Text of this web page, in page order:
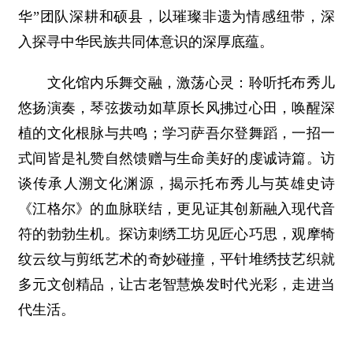
华”团队深耕和硕县，以璀璨非遗为情感纽带，深
入探寻中华民族共同体意识的深厚底蕴。
文化馆内乐舞交融，激荡心灵：聆听托布秀儿
悠扬演奏，琴弦拨动如草原长风拂过心田，唤醒深
植的文化根脉与共鸣；学习萨吾尔登舞蹈，一招一
式间皆是礼赞自然馈赠与生命美好的虔诚诗篇。访
谈传承人溯文化渊源，揭示托布秀儿与英雄史诗
《江格尔》的血脉联结，更见证其创新融入现代音
符的勃勃生机。探访刺绣工坊见匠心巧思，观摩犄
纹云纹与剪纸艺术的奇妙碰撞，平针堆绣技艺织就
多元文创精品，让古老智慧焕发时代光彩，走进当
代生活。